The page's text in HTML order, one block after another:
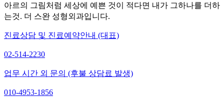
아르의 그림처럼 세상에 예쁜 것이 적다면 내가 그하나를 더하
는것. 더 스완 성형외과입니다.
진료상담 및 진료예약안내 (대표)
02-514-2230
업무 시간 외 문의 (후불 상담료 발생)
010-4953-1856